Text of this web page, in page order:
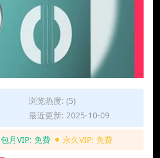
浏览热度: (5)
最近更新: 2025-10-09
包月VIP: 免费 永久VIP: 免费